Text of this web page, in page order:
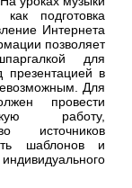
подготовка
Интернета
позволяет
для
презентацией в
Для
провести
работу,
источников
шаблонов и